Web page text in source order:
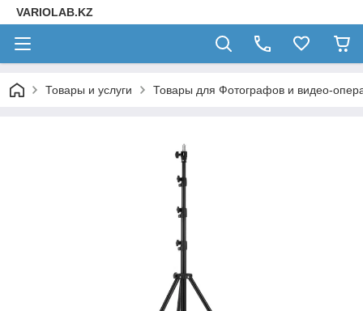
VARIOLAB.KZ
Товары и услуги Товары для Фотографов и видео-